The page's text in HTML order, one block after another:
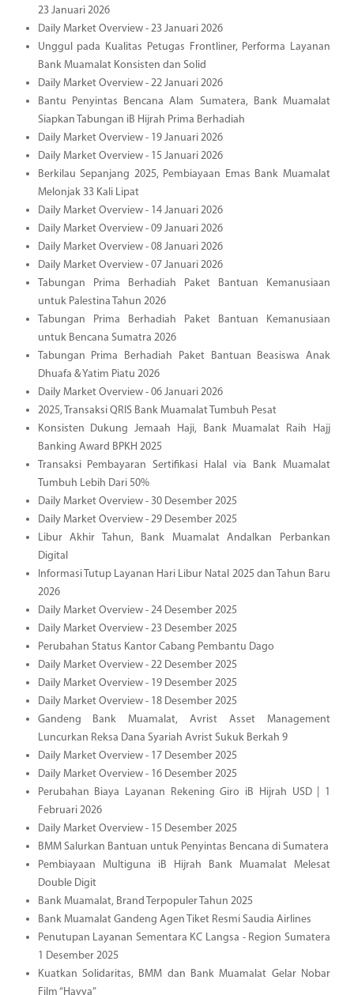
23 Januari 2026
Daily Market Overview - 23 Januari 2026
Unggul pada Kualitas Petugas Frontliner, Performa Layanan
Bank Muamalat Konsisten dan Solid
Daily Market Overview - 22 Januari 2026
Bantu Penyintas Bencana Alam Sumatera, Bank Muamalat
Siapkan Tabungan iB Hijrah Prima Berhadiah
Daily Market Overview - 19 Januari 2026
Daily Market Overview - 15 Januari 2026
Berkilau Sepanjang 2025, Pembiayaan Emas Bank Muamalat
Melonjak 33 Kali Lipat
Daily Market Overview - 14 Januari 2026
Daily Market Overview - 09 Januari 2026
Daily Market Overview - 08 Januari 2026
Daily Market Overview - 07 Januari 2026
Tabungan Prima Berhadiah Paket Bantuan Kemanusiaan
untuk Palestina Tahun 2026
Tabungan Prima Berhadiah Paket Bantuan Kemanusiaan
untuk Bencana Sumatra 2026
Tabungan Prima Berhadiah Paket Bantuan Beasiswa Anak
Dhuafa & Yatim Piatu 2026
Daily Market Overview - 06 Januari 2026
2025, Transaksi QRIS Bank Muamalat Tumbuh Pesat
Konsisten Dukung Jemaah Haji, Bank Muamalat Raih Hajj
Banking Award BPKH 2025
Transaksi Pembayaran Sertifikasi Halal via Bank Muamalat
Tumbuh Lebih Dari 50%
Daily Market Overview - 30 Desember 2025
Daily Market Overview - 29 Desember 2025
Libur Akhir Tahun, Bank Muamalat Andalkan Perbankan
Digital
Informasi Tutup Layanan Hari Libur Natal 2025 dan Tahun Baru
2026
Daily Market Overview - 24 Desember 2025
Daily Market Overview - 23 Desember 2025
Perubahan Status Kantor Cabang Pembantu Dago
Daily Market Overview - 22 Desember 2025
Daily Market Overview - 19 Desember 2025
Daily Market Overview - 18 Desember 2025
Gandeng Bank Muamalat, Avrist Asset Management
Luncurkan Reksa Dana Syariah Avrist Sukuk Berkah 9
Daily Market Overview - 17 Desember 2025
Daily Market Overview - 16 Desember 2025
Perubahan Biaya Layanan Rekening Giro iB Hijrah USD | 1
Februari 2026
Daily Market Overview - 15 Desember 2025
BMM Salurkan Bantuan untuk Penyintas Bencana di Sumatera
Pembiayaan Multiguna iB Hijrah Bank Muamalat Melesat
Double Digit
Bank Muamalat, Brand Terpopuler Tahun 2025
Bank Muamalat Gandeng Agen Tiket Resmi Saudia Airlines
Penutupan Layanan Sementara KC Langsa - Region Sumatera
1 Desember 2025
Kuatkan Solidaritas, BMM dan Bank Muamalat Gelar Nobar
Film “Hayya”